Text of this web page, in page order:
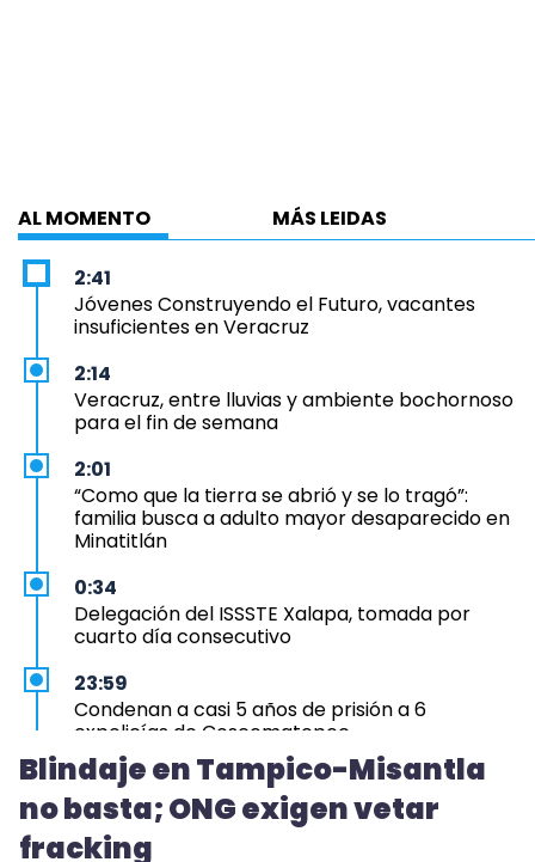
AL MOMENTO MÁS LEIDAS
2:41
Jóvenes Construyendo el Futuro, vacantes
insuficientes en Veracruz
2:14
Veracruz, entre lluvias y ambiente bochornoso
para el fin de semana
2:01
“Como que la tierra se abrió y se lo tragó”:
familia busca a adulto mayor desaparecido en
Minatitlán
0:34
Delegación del ISSSTE Xalapa, tomada por
cuarto día consecutivo
23:59
Condenan a casi 5 años de prisión a 6
expolicías de Coscomatepec
23:12
Aprueba Congreso Declaraciones de
Procedencia en contra de dos munícipes
Blindaje en Tampico-Misantla
no basta; ONG exigen vetar
fracking